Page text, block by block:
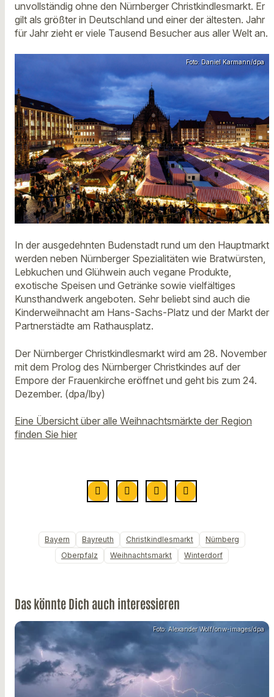
unvollständig ohne den Nürnberger Christkindlesmarkt. Er
gilt als größter in Deutschland und einer der ältesten. Jahr
für Jahr zieht er viele Tausend Besucher aus aller Welt an.
Foto: Daniel Karmann/dpa
In der ausgedehnten Budenstadt rund um den Hauptmarkt
werden neben Nürnberger Spezialitäten wie Bratwürsten,
Lebkuchen und Glühwein auch vegane Produkte,
exotische Speisen und Getränke sowie vielfältiges
Kunsthandwerk angeboten. Sehr beliebt sind auch die
Kinderweihnacht am Hans-Sachs-Platz und der Markt der
Partnerstädte am Rathausplatz.
Der Nürnberger Christkindlesmarkt wird am 28. November
mit dem Prolog des Nürnberger Christkindes auf der
Empore der Frauenkirche eröffnet und geht bis zum 24.
Dezember. (dpa/lby)
Eine Übersicht über alle Weihnachtsmärkte der Region
finden Sie hier
Bayern Bayreuth Christkindlesmarkt
Nürnberg
Oberpfalz
Weihnachtsmarkt Winterdorf
Das könnte Dich auch interessieren
Foto: Alexander Wolf/onw-images/dpa